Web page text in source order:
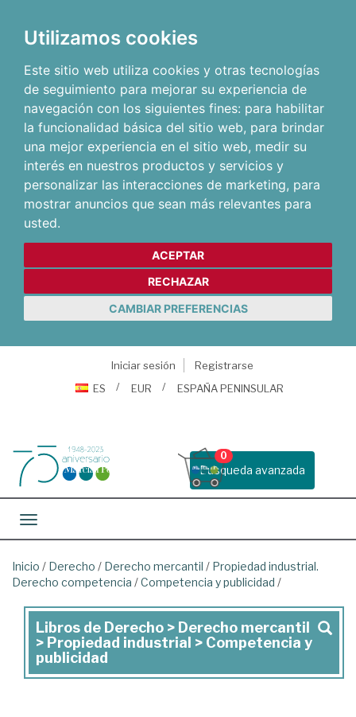
Utilizamos cookies
Este sitio web utiliza cookies y otras tecnologías
de seguimiento para mejorar su experiencia de
navegación con los siguientes fines: para habilitar
la funcionalidad básica del sitio web, para brindar
una mejor experiencia en el sitio web, medir su
interés en nuestros productos y servicios y
personalizar las interacciones de marketing, para
mostrar anuncios que sean más relevantes para
usted.
ACEPTAR
RECHAZAR
CAMBIAR PREFERENCIAS
Iniciar sesión
Registrarse
ES
EUR ESPAÑA PENINSULAR
Busqueda avanzada
0
Toggle navigation
Inicio / Derecho / Derecho mercantil / Propiedad industrial.
Derecho competencia /Competencia y publicidad /
Libros
de
Derecho
Libros de Derecho > Derecho mercantil
> Propiedad industrial > Competencia y
publicidad